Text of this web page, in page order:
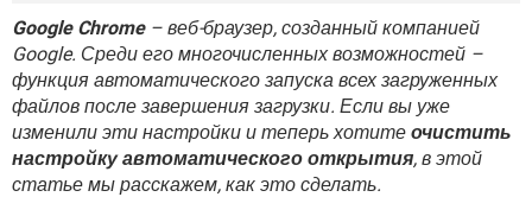
YANDEX
WINDOWS 10 ВКОНТАКТЕ
ВИДЕО GOOGLE
YANDEX
FACEBOOK ИГРЫ
WINDOWS 10 ВКОНТАКТЕ
GOOGLE
YANDEX
TIKTOK TELEGRAM
WHATSAPP INSTAGRAM
FACEBOOK ИГРЫ
WINDOWS 10 ВКОНТАКТЕ
ВИДЕО GOOGLE
Google Chrome– веб-браузер, созданный компанией
Google. Среди его многочисленных возможностей –
функция автоматического запуска всех загруженных
файлов после завершения загрузки. Если вы уже
изменили эти настройки и теперь хотите очистить
настройку автоматического открытия, в этой
статье мы расскажем, как это сделать.